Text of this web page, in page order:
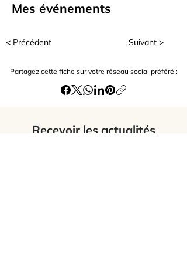
que ce soit au quotidien ou dans une
passion :-)
Mes événements
< Précédent Suivant >
Partagez cette fiche sur votre réseau social préféré :
Recevoir les actualités